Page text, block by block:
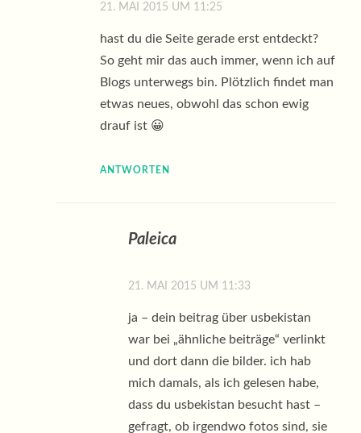
21. MAI 2015 UM 11:25
hast du die Seite gerade erst entdeckt?
So geht mir das auch immer, wenn ich auf
Blogs unterwegs bin. Plötzlich findet man
etwas neues, obwohl das schon ewig
drauf ist 😀
ANTWORTEN
Paleica
21. MAI 2015 UM 11:33
ja – dein beitrag über usbekistan
war bei „ähnliche beiträge“ verlinkt
und dort dann die bilder. ich hab
mich damals, als ich gelesen habe,
dass du usbekistan besucht hast –
gefragt, ob irgendwo fotos sind, sie